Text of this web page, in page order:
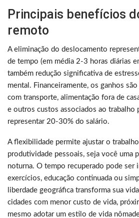
Principais benefícios
remoto
A eliminação do deslocamento
de tempo (em média 2-3 horas diárias
também redução significativa de
mental. Financeiramente, os ganhos
com transporte, alimentação fora de
e outros custos associados ao trabalho
representar 20-30% do salário.
A flexibilidade permite ajustar o
produtividade pessoais, seja você uma
noturna. O tempo recuperado pode ser
exercícios, educação continuada ou
liberdade geográfica transforma sua
cidades com menor custo de vida,
mesmo adotar um estilo de vida